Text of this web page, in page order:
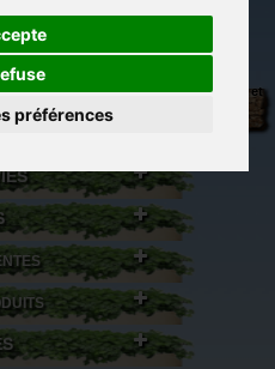
préférences
Activités
détente et jeux
Objets déco et